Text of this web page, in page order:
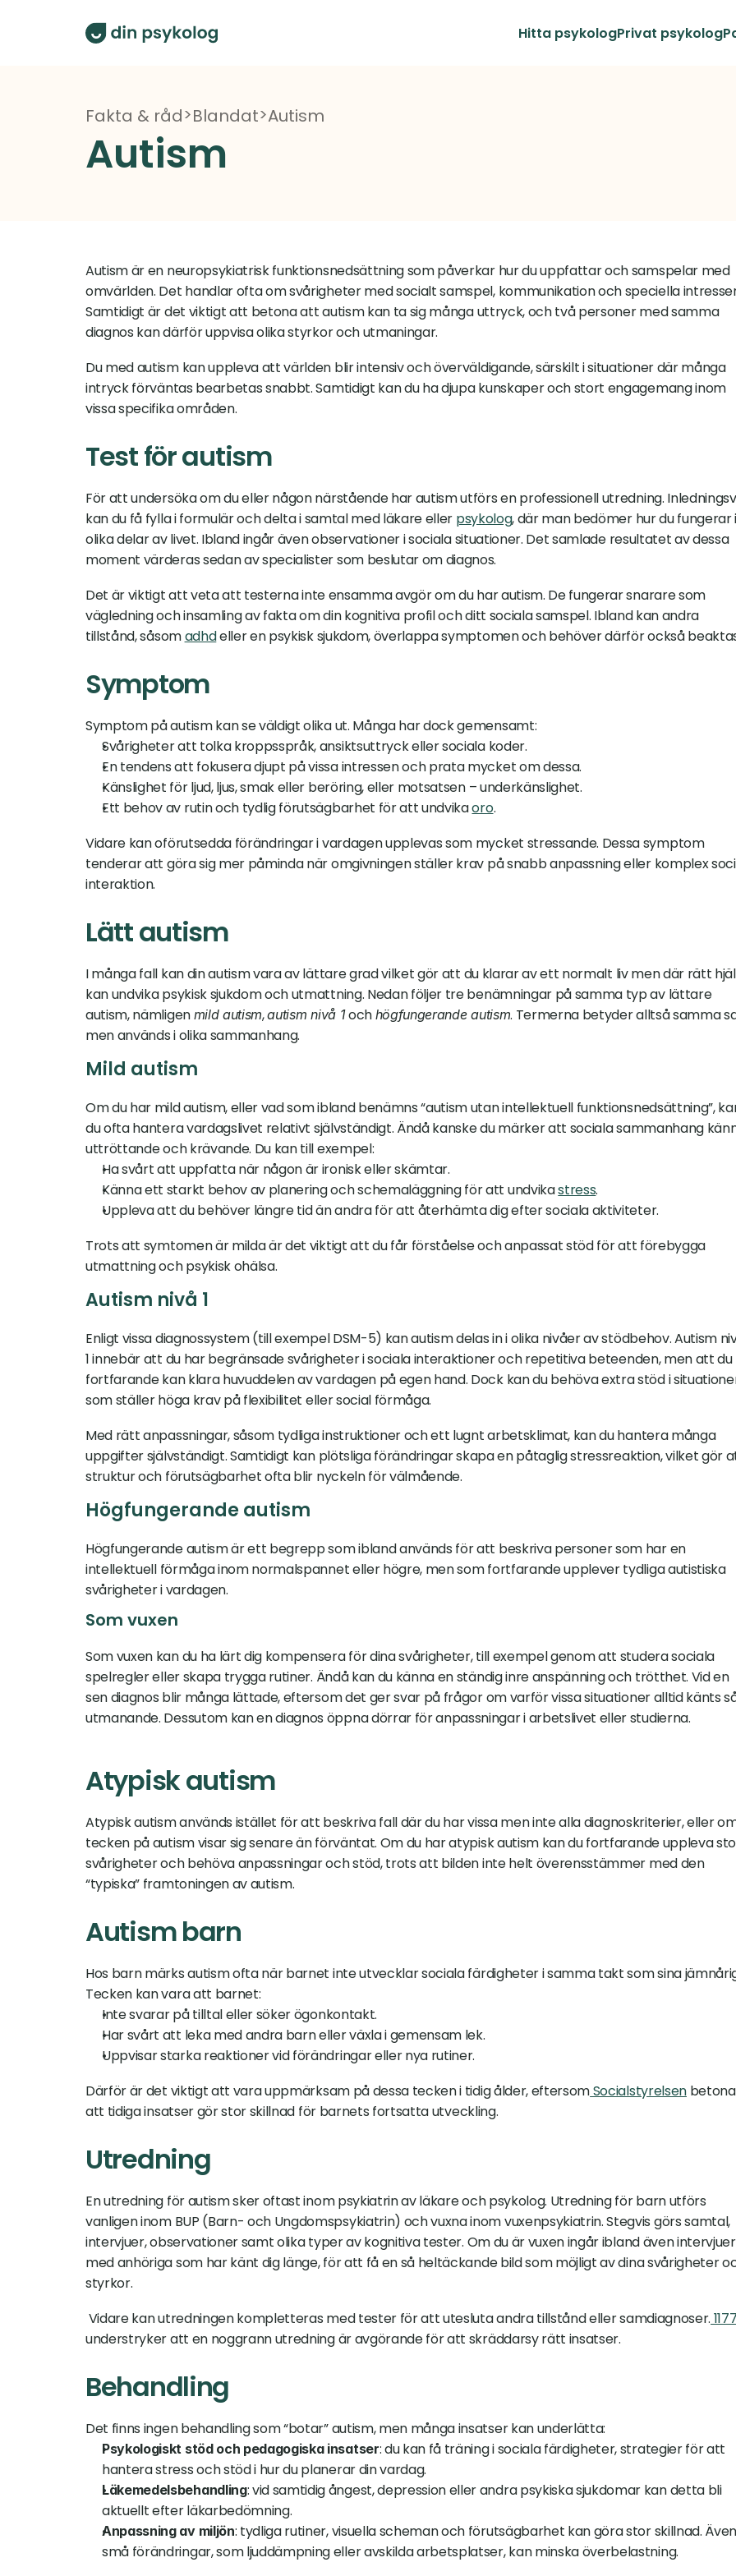
Hitta psykologPrivat psykolog
Fakta & råd>Blandat>Autism
Autism
Autism är en neuropsykiatrisk funktionsnedsättning som påverkar hur du uppfattar och samspelar med
omvärlden. Det handlar ofta om svårigheter med socialt samspel, kommunikation och speciella
Samtidigt är det viktigt att betona att autism kan ta sig många uttryck, och två personer med samma
diagnos kan därför uppvisa olika styrkor och utmaningar.
Du med autism kan uppleva att världen blir intensiv och överväldigande, särskilt i situationer där många
intryck förväntas bearbetas snabbt. Samtidigt kan du ha djupa kunskaper och stort engagemang inom
vissa specifika områden.
Test för autism
För att undersöka om du eller någon närstående har autism utförs en professionell utredning.
kan du få fylla i formulär och delta i samtal med läkare eller psykolog, där man bedömer hur du fungerar i
olika delar av livet. Ibland ingår även observationer i sociala situationer. Det samlade resultatet av dessa
moment värderas sedan av specialister som beslutar om diagnos.
Det är viktigt att veta att testerna inte ensamma avgör om du har autism. De fungerar snarare som
vägledning och insamling av fakta om din kognitiva profil och ditt sociala samspel. Ibland kan andra
tillstånd, såsom adhd eller en psykisk sjukdom, överlappa symptomen och behöver därför också
Symptom
Symptom på autism kan se väldigt olika ut. Många har dock gemensamt:
Svårigheter att tolka kroppsspråk, ansiktsuttryck eller sociala koder.
En tendens att fokusera djupt på vissa intressen och prata mycket om dessa.
Känslighet för ljud, ljus, smak eller beröring, eller motsatsen – underkänslighet.
Ett behov av rutin och tydlig förutsägbarhet för att undvika oro.
Vidare kan oförutsedda förändringar i vardagen upplevas som mycket stressande. Dessa symptom
tenderar att göra sig mer påminda när omgivningen ställer krav på snabb anpassning eller komplex
interaktion.
Lätt autism
I många fall kan din autism vara av lättare grad vilket gör att du klarar av ett normalt liv men där rätt
kan undvika psykisk sjukdom och utmattning. Nedan följer tre benämningar på samma typ av lättare
autism, nämligen mild autism, autism nivå 1 och högfungerande autism. Termerna betyder alltså samma
men används i olika sammanhang.
Mild autism
Om du har mild autism, eller vad som ibland benämns “autism utan intellektuell funktionsnedsättning”,
du ofta hantera vardagslivet relativt självständigt. Ändå kanske du märker att sociala sammanhang
uttröttande och krävande. Du kan till exempel:
Ha svårt att uppfatta när någon är ironisk eller skämtar.
Känna ett starkt behov av planering och schemaläggning för att undvika stress.
Uppleva att du behöver längre tid än andra för att återhämta dig efter sociala aktiviteter.
Trots att symtomen är milda är det viktigt att du får förståelse och anpassat stöd för att förebygga
utmattning och psykisk ohälsa.
Autism nivå 1
Enligt vissa diagnossystem (till exempel DSM-5) kan autism delas in i olika nivåer av stödbehov. Autism
1 innebär att du har begränsade svårigheter i sociala interaktioner och repetitiva beteenden, men att du
fortfarande kan klara huvuddelen av vardagen på egen hand. Dock kan du behöva extra stöd i
som ställer höga krav på flexibilitet eller social förmåga.
Med rätt anpassningar, såsom tydliga instruktioner och ett lugnt arbetsklimat, kan du hantera många
uppgifter självständigt. Samtidigt kan plötsliga förändringar skapa en påtaglig stressreaktion, vilket gör
struktur och förutsägbarhet ofta blir nyckeln för välmående.
Högfungerande autism
Högfungerande autism är ett begrepp som ibland används för att beskriva personer som har en
intellektuell förmåga inom normalspannet eller högre, men som fortfarande upplever tydliga autistiska
svårigheter i vardagen.
Som vuxen
Som vuxen kan du ha lärt dig kompensera för dina svårigheter, till exempel genom att studera sociala
spelregler eller skapa trygga rutiner. Ändå kan du känna en ständig inre anspänning och trötthet. Vid en
sen diagnos blir många lättade, eftersom det ger svar på frågor om varför vissa situationer alltid känts
utmanande. Dessutom kan en diagnos öppna dörrar för anpassningar i arbetslivet eller studierna.
Atypisk autism
Atypisk autism används istället för att beskriva fall där du har vissa men inte alla diagnoskriterier, eller
tecken på autism visar sig senare än förväntat. Om du har atypisk autism kan du fortfarande uppleva
svårigheter och behöva anpassningar och stöd, trots att bilden inte helt överensstämmer med den
“typiska” framtoningen av autism.
Autism barn
Hos barn märks autism ofta när barnet inte utvecklar sociala färdigheter i samma takt som sina
Tecken kan vara att barnet:
Inte svarar på tilltal eller söker ögonkontakt.
Har svårt att leka med andra barn eller växla i gemensam lek.
Uppvisar starka reaktioner vid förändringar eller nya rutiner.
Därför är det viktigt att vara uppmärksam på dessa tecken i tidig ålder, eftersom Socialstyrelsen
att tidiga insatser gör stor skillnad för barnets fortsatta utveckling.
Utredning
En utredning för autism sker oftast inom psykiatrin av läkare och psykolog. Utredning för barn utförs
vanligen inom BUP (Barn- och Ungdomspsykiatrin) och vuxna inom vuxenpsykiatrin. Stegvis görs samtal,
intervjuer, observationer samt olika typer av kognitiva tester. Om du är vuxen ingår ibland även intervjuer
med anhöriga som har känt dig länge, för att få en så heltäckande bild som möjligt av dina svårigheter
styrkor.
Vidare kan utredningen kompletteras med tester för att utesluta andra tillstånd eller samdiagnoser. 1177
understryker att en noggrann utredning är avgörande för att skräddarsy rätt insatser.
Behandling
Det finns ingen behandling som “botar” autism, men många insatser kan underlätta:
Psykologiskt stöd och pedagogiska insatser: du kan få träning i sociala färdigheter, strategier för att
hantera stress och stöd i hur du planerar din vardag.
Läkemedelsbehandling: vid samtidig ångest, depression eller andra psykiska sjukdomar kan detta bli
aktuellt efter läkarbedömning.
Anpassning av miljön: tydliga rutiner, visuella scheman och förutsägbarhet kan göra stor skillnad. Även
små förändringar, som ljuddämpning eller avskilda arbetsplatser, kan minska överbelastning.